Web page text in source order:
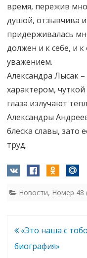
время, пережив
душой, отзывчива
придерживалась
должен и к себе, и
уважением.
Александра Лысак
характером,
глаза излучают
Александры
блеска славы, зато
труд.
Новости, Номер 48
Навигация
по
«Это наша с
биография»